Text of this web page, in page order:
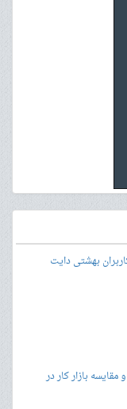
بهشتی دایت
بازار کار در